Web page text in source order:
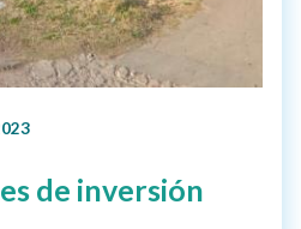
de inversión